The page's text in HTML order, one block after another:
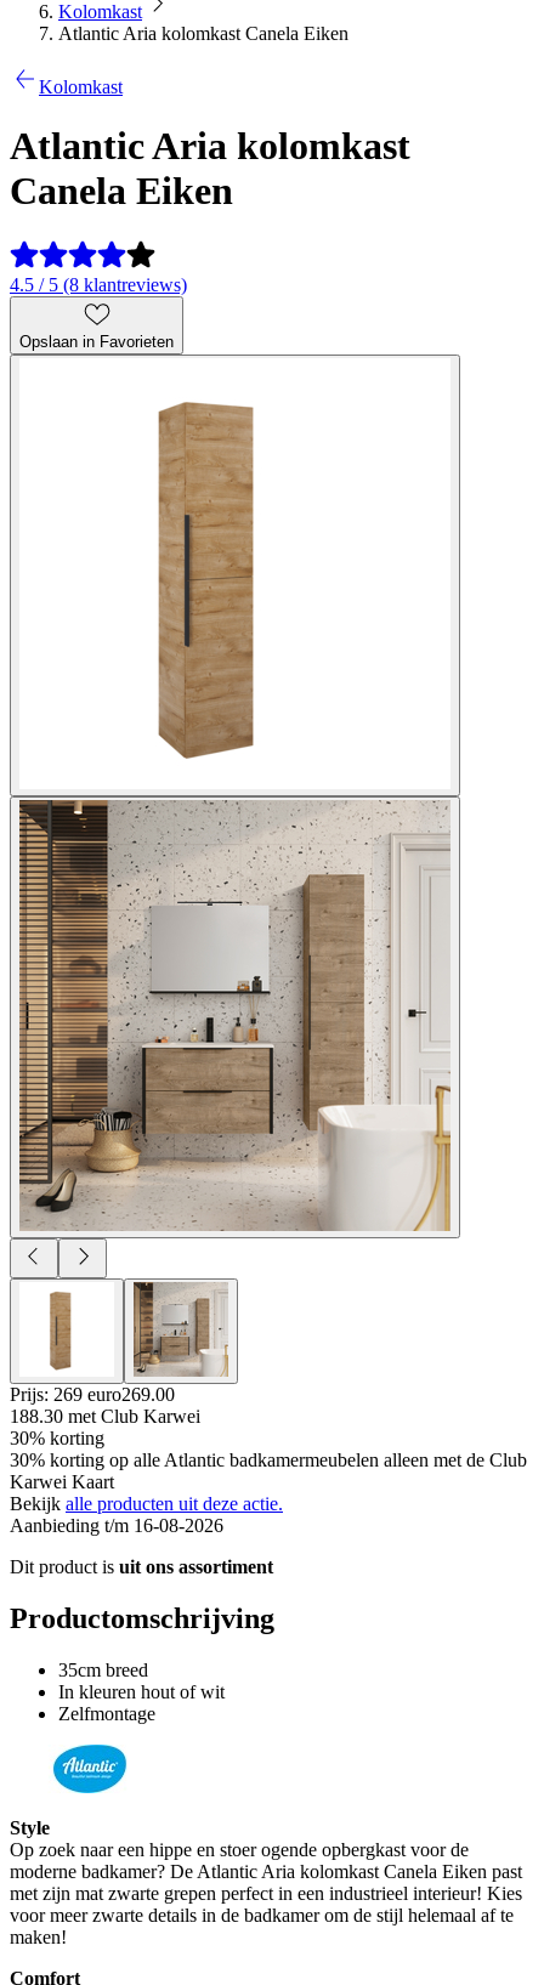
Kolomkast
Atlantic Aria kolomkast Canela Eiken
Kolomkast
Atlantic Aria kolomkast
Canela Eiken
4.5 / 5 (8 klantreviews)
Opslaan in Favorieten
Prijs: 269 euro269.00
188.30 met Club Karwei
30% korting
30% korting op alle Atlantic badkamermeubelen alleen met de Club
Karwei Kaart
Bekijk alle producten uit deze actie.
Aanbieding t/m 16-08-2026
Dit product is uit ons assortiment
Productomschrijving
35cm breed
In kleuren hout of wit
Zelfmontage
Style
Op zoek naar een hippe en stoer ogende opbergkast voor de
moderne badkamer? De Atlantic Aria kolomkast Canela Eiken past
met zijn mat zwarte grepen perfect in een industrieel interieur! Kies
voor meer zwarte details in de badkamer om de stijl helemaal af te
maken!
Comfort